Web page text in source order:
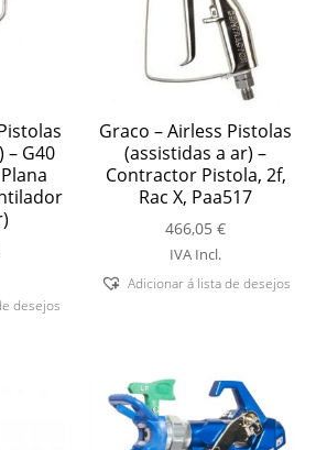
– G40
desejos
Graco – Airless Pistolas
(assistidas a ar) –
Contractor Pistola, 2f,
Rac X, Paa517
466,05€
IVA Incl.
Adicionar á lista de desejos